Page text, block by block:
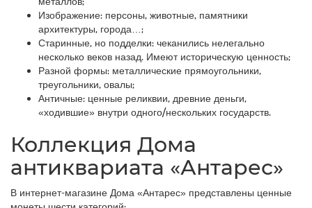
Изображение: персоны, животные, памятники
архитектуры, города…;
Старинные, но подделки: чеканились нелегально
несколько веков назад. Имеют историческую ценность;
Разной формы: металлические прямоугольники,
треугольники, овалы;
Античные: ценные реликвии, древние деньги,
«ходившие» внутри одного/нескольких государств.
Коллекция Дома
антиквариата «Антарес»
В интернет-магазине Дома «Антарес» представлены ценные